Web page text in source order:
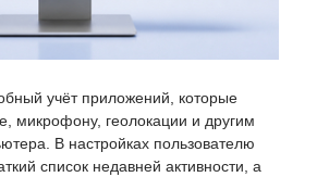
учёт приложений, которые
микрофону, геолокации и другим
В настройках пользователю
список недавней активности, а